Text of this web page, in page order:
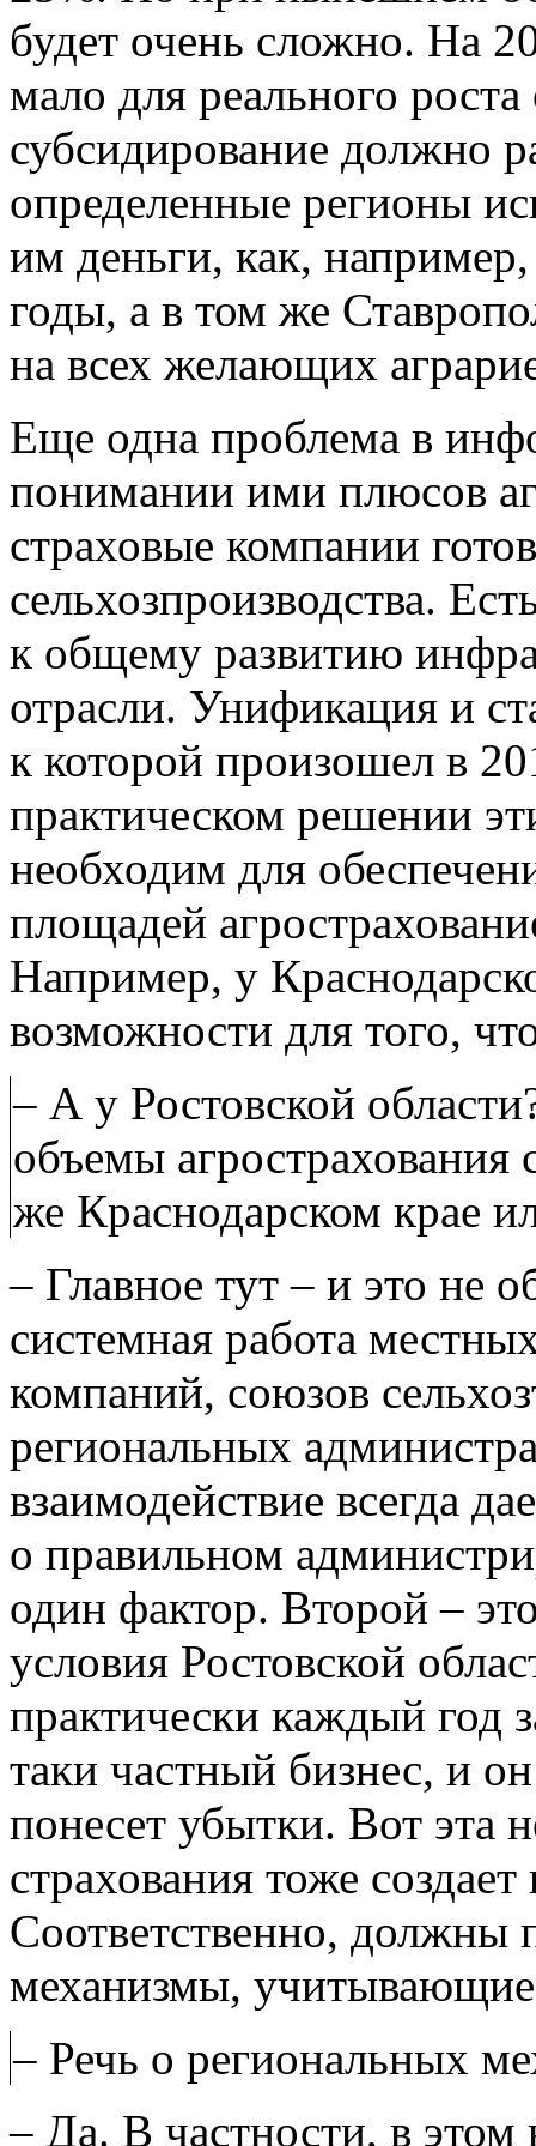
будет очень сложно. На
мало для реального
субсидирование должно
определенные регионы
им деньги, как,
годы, а в том же
на всех желающих
Еще одна проблема в
понимании ими плюсов
страховые компании
сельхозпроизводства.
к общему развитию
отрасли. Унификация и
к которой произошел в
практическом решении
необходим для
площадей
Например, у
возможности для того,
– А у Ростовской
объемы
же Краснодарском крае
– Главное тут – и это не
системная работа
компаний, союзов
региональных
взаимодействие всегда
о правильном
один фактор. Второй –
условия Ростовской
практически каждый год
таки частный бизнес, и
понесет убытки. Вот эта
страхования тоже
Соответственно, должны
механизмы, учитывающие
– Речь о региональных
– Да. В частности, в этом